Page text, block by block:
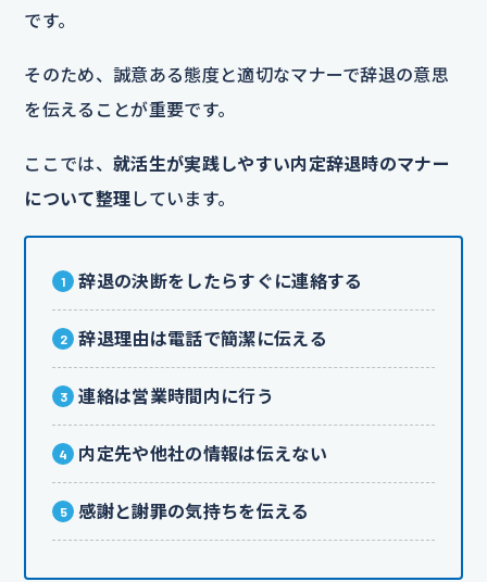
です。
そのため、誠意ある態度と適切なマナーで辞退の意思
を伝えることが重要です。
ここでは、 就活生が実践しやすい内定辞退時のマナー
について整理 しています。
辞退の決断をしたらすぐに連絡する
辞退理由は電話で簡潔に伝える
連絡は営業時間内に行う
内定先や他社の情報は伝えない
感謝と謝罪の気持ちを伝える